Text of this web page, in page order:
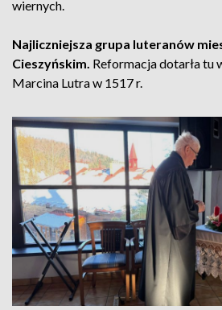
wiernych.
Najliczniejsza grupa luteranów
Cieszyńskim. Reformacja dotarła tu
Marcina Lutra w 1517 r.